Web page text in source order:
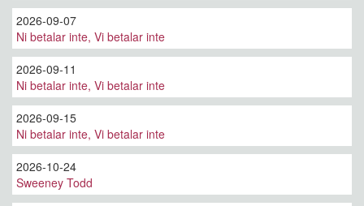
2026-09-07
Ni betalar inte, Vi betalar inte
2026-09-11
Ni betalar inte, Vi betalar inte
2026-09-15
Ni betalar inte, Vi betalar inte
2026-10-24
Sweeney Todd